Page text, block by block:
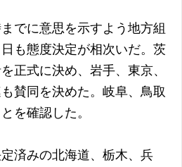
でに意思を示すよう地方組
も態度決定が相次いだ。茨
正式に決め、岩手、東京、
賛同を決めた。岐阜、鳥取
を確認した。
済みの北海道、栃木、兵